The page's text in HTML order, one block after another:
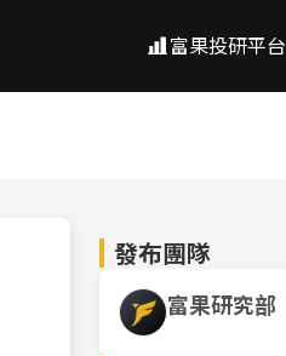
富果投研平台
發布團隊
富果研究部